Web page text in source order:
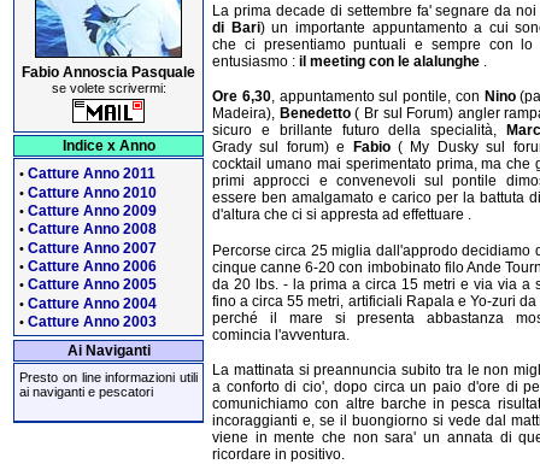
Fabio Annoscia Pasquale
se volete scrivermi:
Indice x Anno
• Catture Anno 2011
• Catture Anno 2010
• Catture Anno 2009
• Catture Anno 2008
• Catture Anno 2007
• Catture Anno 2006
• Catture Anno 2005
• Catture Anno 2004
• Catture Anno 2003
Ai Naviganti
Presto on line informazioni utili
ai naviganti e pescatori
La prima decade di settembre fa' segnare da
di Bari) un importante appuntamento a cui
che ci presentiamo puntuali e sempre con lo
entusiasmo : il meeting con le alalunghe .
Ore 6,30, appuntamento sul pontile, con Nino
Madeira), Benedetto( Br sul Forum) angler
sicuro e brillante futuro della specialità,
Grady sul forum) e
Fabio( My Dusky sul
cocktail umano mai sperimentato prima, ma che
primi approcci e convenevoli sul pontile
essere ben amalgamato e carico per la battuta
d'altura che ci si appresta ad effettuare .
Percorse circa 25 miglia dall'approdo decidiamo
cinque canne 6-20 con imbobinato filo Ande
da 20 lbs. - la prima a circa 15 metri e via via a
fino a circa 55 metri, artificiali Rapala e Yo-zuri da
perché il mare si presenta abbastanza
comincia l'avventura.
La mattinata si preannuncia subito tra le non
a conforto di cio', dopo circa un paio d'ore di
comunichiamo con altre barche in pesca
incoraggianti e, se il buongiorno si vede dal
viene in mente che non sara' un annata di
ricordare in positivo.